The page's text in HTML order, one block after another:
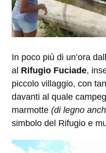
In poco più di un’ora
al Rifugio Fuciade,
piccolo villaggio, con
davanti al quale
marmotte (di legno
simbolo del Rifugio e